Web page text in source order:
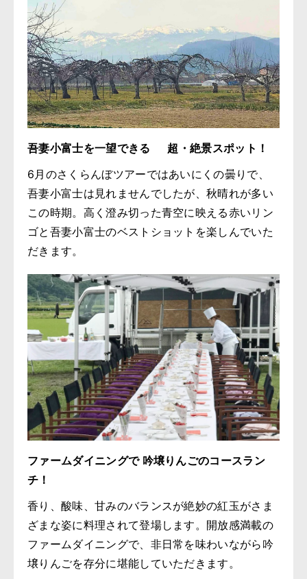
吾妻小富士を一望できる 超・絶景スポット！
6月のさくらんぼツアーではあいにくの曇りで、
吾妻小富士は見れませんでしたが、秋晴れが多い
この時期。高く澄み切った青空に映える赤いリン
ゴと吾妻小富士のベストショットを楽しんでいた
だきます。
ファームダイニングで 吟壌りんごのコースラン
チ！
香り、酸味、甘みのバランスが絶妙の紅玉がさま
ざまな姿に料理されて登場します。開放感満載の
ファームダイニングで、非日常を味わいながら吟
壌りんごを存分に堪能していただきます。